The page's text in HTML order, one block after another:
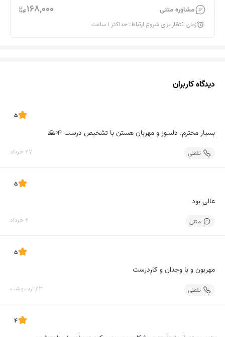
مشاوره متنی 168,000
زمان انتظار برای شروع ارتباط: حداکثر 1 ساعت
دیدگاه‌ کاربران
5
بسیار محترم. دلسوز و مهربان هستن با تشخیص درست 🌱🙏
تلفنی 27 خرداد
5
عالی بود
متنی 2 خرداد
5
مهربون و با وجدان و کاردرست
تلفنی 23 اردیبهشت
4